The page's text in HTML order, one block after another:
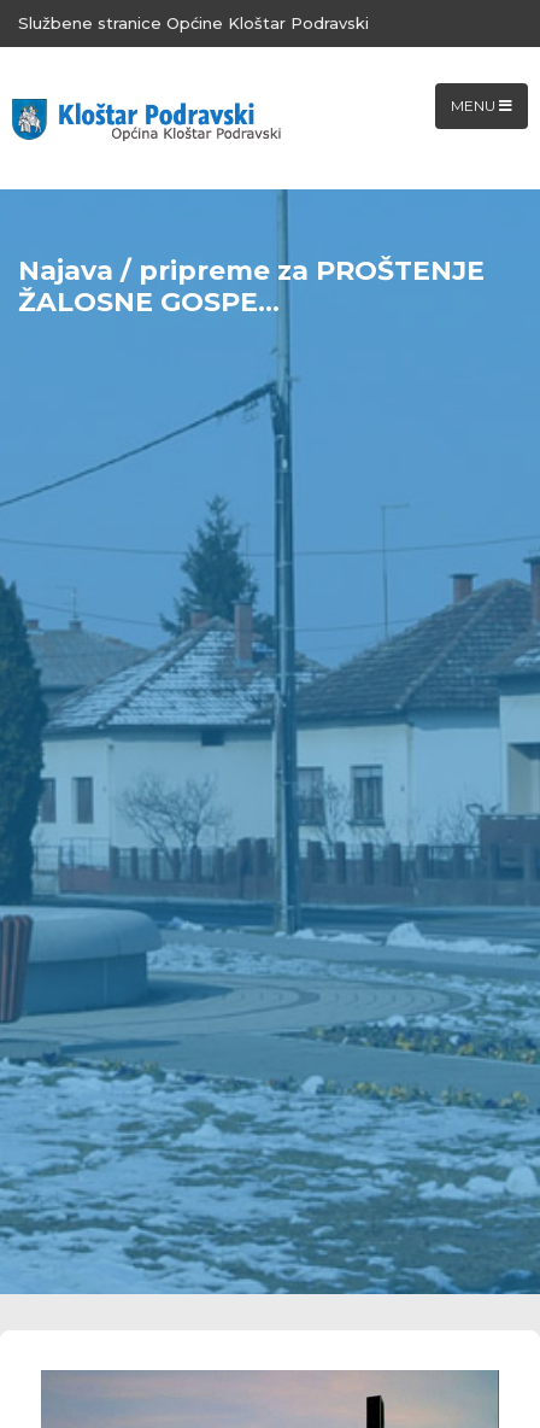
Službene stranice Općine Kloštar Podravski
MENU
Najava / pripreme za PROŠTENJE
ŽALOSNE GOSPE...